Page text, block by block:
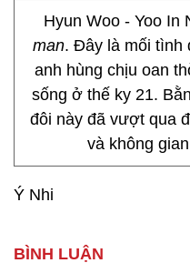
Hyun Woo - Yoo In
man. Đây là mối tình
anh hùng chịu oan
sống ở thế ky 21.
đôi này đã vượt qua
và không
Ý Nhi